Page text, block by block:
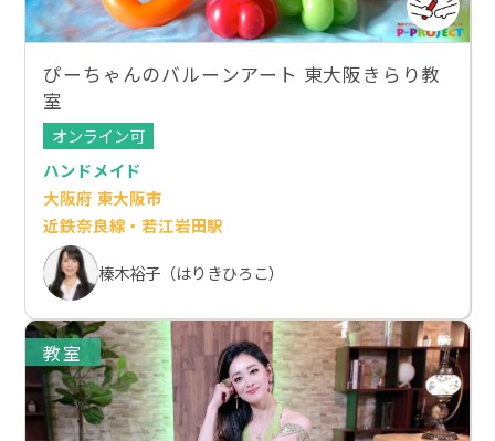
ぴーちゃんのバルーンアート 東大阪きらり教
室
オンライン可
ハンドメイド
大阪府 東大阪市
近鉄奈良線・若江岩田駅
榛木裕子（はりきひろこ）
教室